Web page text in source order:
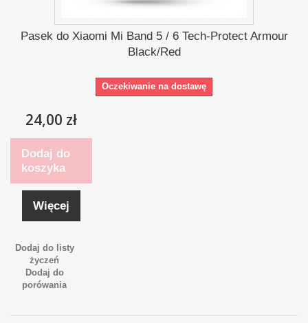
Pasek do Xiaomi Mi Band 5 / 6 Tech-Protect Armour
Black/Red
Oczekiwanie na dostawę
24,00 zł
Dodaj do
koszyka
Więcej
Dodaj do listy
życzeń
Dodaj do
porówania